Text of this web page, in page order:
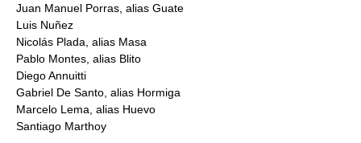
Juan Manuel Porras, alias Guate
Luis Nuñez
Nicolás Plada, alias Masa
Pablo Montes, alias Blito
Diego Annuitti
Gabriel De Santo, alias Hormiga
Marcelo Lema, alias Huevo
Santiago Marthoy